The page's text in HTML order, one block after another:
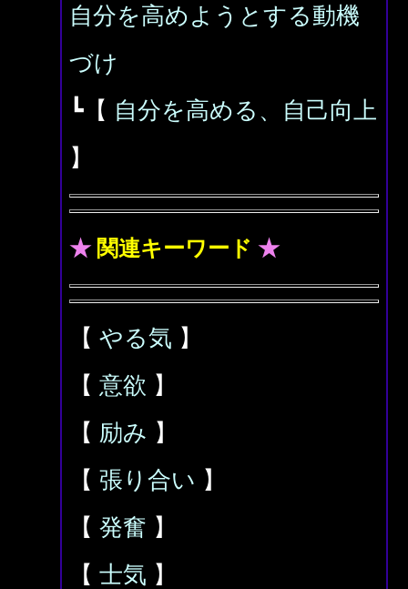
自分を高めようとする動機
づけ
┗【 自分を高める、自己向上
】
★ 関連キーワード ★
【 やる気 】
【 意欲 】
【 励み 】
【 張り合い 】
【 発奮 】
【 士気 】